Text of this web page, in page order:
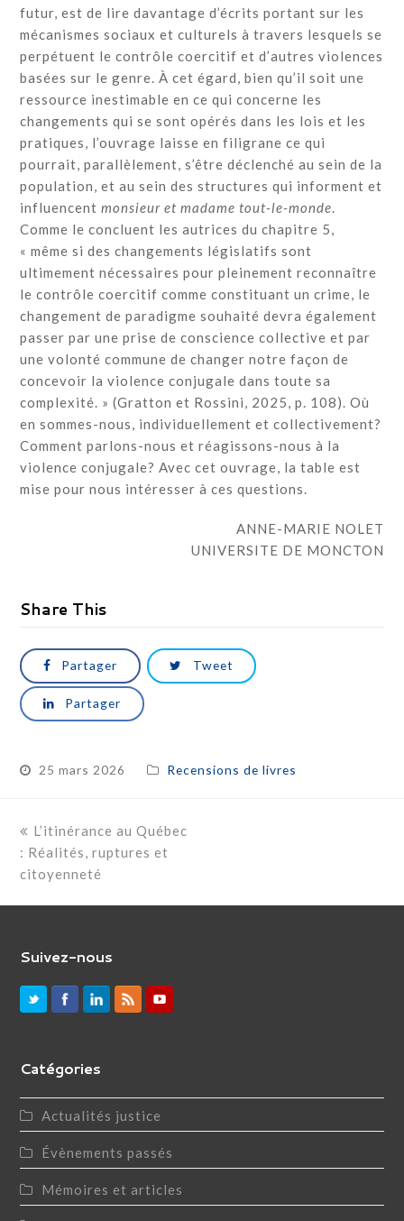
futur, est de lire davantage d’écrits portant sur les
mécanismes sociaux et culturels à travers lesquels se
perpétuent le contrôle coercitif et d’autres violences
basées sur le genre. À cet égard, bien qu’il soit une
ressource inestimable en ce qui concerne les
changements qui se sont opérés dans les lois et les
pratiques, l’ouvrage laisse en filigrane ce qui
pourrait, parallèlement, s’être déclenché au sein de la
population, et au sein des structures qui informent et
influencentmonsieur et madame tout-le-monde.
Comme le concluent les autrices du chapitre 5,
« même si des changements législatifs sont
ultimement nécessaires pour pleinement reconnaître
le contrôle coercitif comme constituant un crime, le
changement de paradigme souhaité devra également
passer par une prise de conscience collective et par
une volonté commune de changer notre façon de
concevoir la violence conjugale dans toute sa
complexité. » (Gratton et Rossini, 2025, p. 108). Où
en sommes-nous, individuellement et collectivement?
Comment parlons-nous et réagissons-nous à la
violence conjugale? Avec cet ouvrage, la table est
mise pour nous intéresser à ces questions.
ANNE-MARIE NOLET
UNIVERSITE DE MONCTON
Share This
Partager Tweet
Partager
25 mars 2026 Recensions de livres
previous
post:
L’itinérance au Québec
: Réalités, ruptures et
citoyenneté
Suivez-nous
Catégories
Actualités justice
Évènements passés
Mémoires et articles